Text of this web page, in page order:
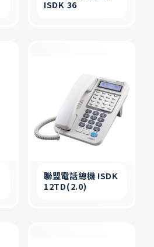
ISDK 36
聯盟電話總機 ISDK
12TD(2.0)